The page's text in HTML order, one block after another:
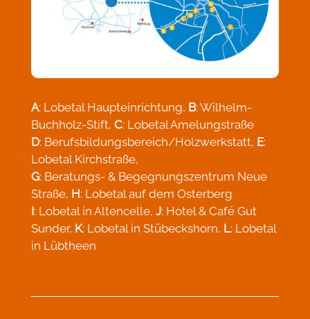
A: Lobetal Haupteinrichtung, B: Wilhelm-
Buchholz-Stift, C: Lobetal Amelungstraße
D: Berufsbildungsbereich/Holzwerkstatt, E:
Lobetal Kirchstraße,
G: Beratungs- & Begegnungszentrum Neue
Straße, H: Lobetal auf dem Osterberg
I: Lobetal in Altencelle, J: Hotel & Café Gut
Sunder, K: Lobetal in Stübeckshorn, L: Lobetal
in Lübtheen